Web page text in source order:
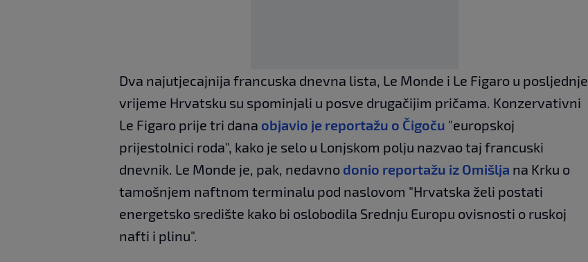
Dva najutjecajnija francuska dnevna lista, Le Monde i Le Figaro u posljednje
vrijeme Hrvatsku su spominjali u posve drugačijim pričama. Konzervativni
Le Figaro prije tri dana objavio je reportažu o Čigoču "europskoj
prijestolnici roda", kako je selo u Lonjskom polju nazvao taj francuski
dnevnik. Le Monde je, pak, nedavno donio reportažu iz Omišlja na Krku o
tamošnjem naftnom terminalu pod naslovom "Hrvatska želi postati
energetsko središte kako bi oslobodila Srednju Europu ovisnosti o ruskoj
nafti i plinu".